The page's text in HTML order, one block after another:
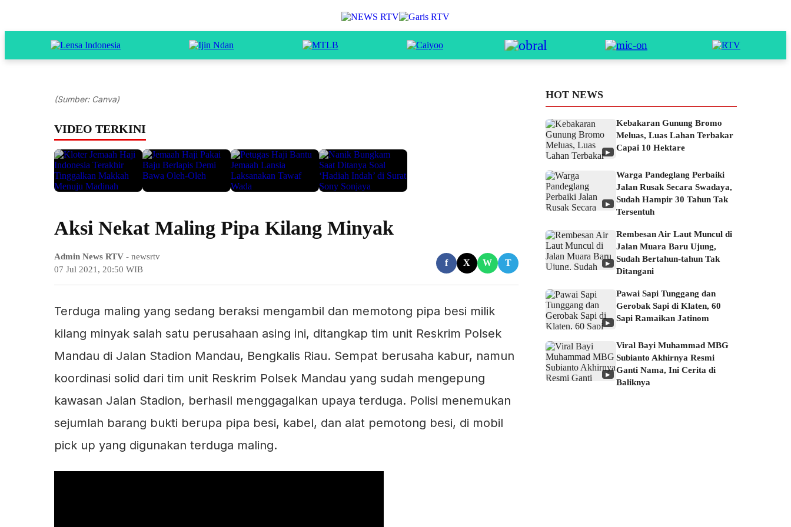
(Sumber: Canva)
VIDEO TERKINI
Aksi Nekat Maling Pipa Kilang Minyak
Admin News RTV - newsrtv
07 Jul 2021, 20:50 WIB
f X W T
Terduga maling yang sedang beraksi mengambil dan memotong pipa besi milik
kilang minyak salah satu perusahaan asing ini, ditangkap tim unit Reskrim Polsek
Mandau di Jalan Stadion Mandau, Bengkalis Riau. Sempat berusaha kabur, namun
koordinasi solid dari tim unit Reskrim Polsek Mandau yang sudah mengepung
kawasan Jalan Stadion, berhasil menggagalkan upaya terduga. Polisi menemukan
sejumlah barang bukti berupa pipa besi, kabel, dan alat pemotong besi, di mobil
pick up yang digunakan terduga maling.
HOT NEWS
▶
Kebakaran Gunung Bromo
Meluas, Luas Lahan Terbakar
Capai 10 Hektare
▶
Warga Pandeglang Perbaiki
Jalan Rusak Secara Swadaya,
Sudah Hampir 30 Tahun Tak
Tersentuh
▶
Rembesan Air Laut Muncul di
Jalan Muara Baru Ujung,
Sudah Bertahun-tahun Tak
Ditangani
▶
Pawai Sapi Tunggang dan
Gerobak Sapi di Klaten, 60
Sapi Ramaikan Jatinom
▶
Viral Bayi Muhammad MBG
Subianto Akhirnya Resmi
Ganti Nama, Ini Cerita di
Baliknya